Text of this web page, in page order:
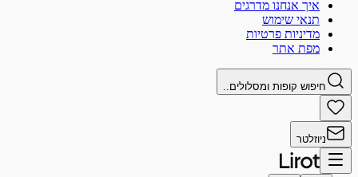
איך אנחנו מדרגים
תנאי שימוש
מדיניות פרטיות
מפת אתר
חיפוש קופות ומסלולים..
ניוזלטר